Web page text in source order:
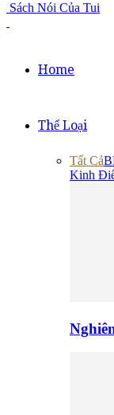
Sách Nói Của Tui
Home
Thể Loại
Tất Cả
Kinh